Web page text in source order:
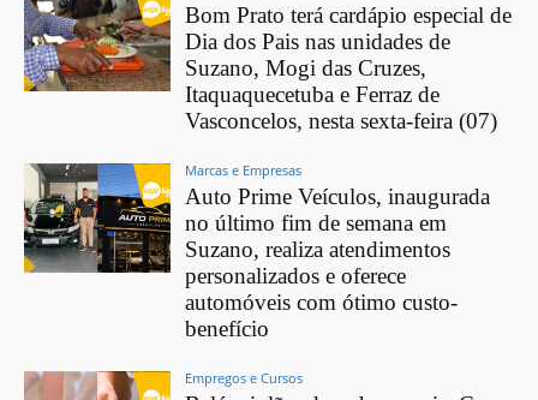
Bom Prato terá cardápio especial de
Dia dos Pais nas unidades de
Suzano, Mogi das Cruzes,
Itaquaquecetuba e Ferraz de
Vasconcelos, nesta sexta-feira (07)
Marcas e Empresas
Auto Prime Veículos, inaugurada
no último fim de semana em
Suzano, realiza atendimentos
personalizados e oferece
automóveis com ótimo custo-
benefício
Empregos e Cursos